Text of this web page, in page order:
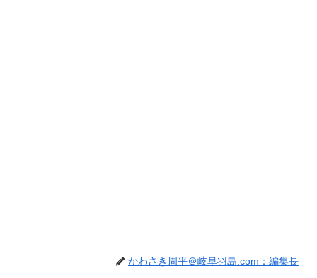
かわさき周平＠岐阜羽島.com：編集長